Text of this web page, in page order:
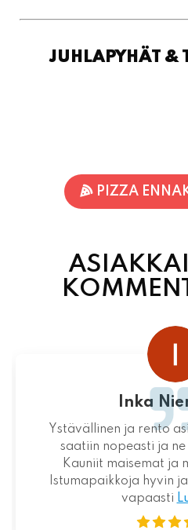
JUHLAPYHÄT &
PIZZA
Inka
Ystävällinen ja rento
saatiin nopeasti ja
Kauniit maisemat ja
Istumapaikkoja hyvin
vapaasti